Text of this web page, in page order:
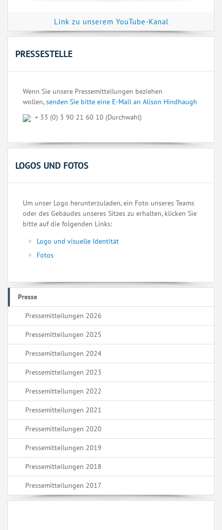
Link zu unserem YouTube-Kanal
PRESSESTELLE
Wenn Sie unsere Pressemitteilungen beziehen
wollen,senden Sie bitte eine E-Mail an Alison Hindhaugh
+ 33 (0) 3 90 21 60 10 (Durchwahl)
LOGOS UND FOTOS
Um unser Logo herunterzuladen, ein Foto unseres Teams
oder des Gebäudes unseres Sitzes zu erhalten, klicken Sie
bitte auf die folgenden Links:
Logo und visuelle Identität
Fotos
Presse
Pressemitteilungen 2026
Pressemitteilungen 2025
Pressemitteilungen 2024
Pressemitteilungen 2023
Pressemitteilungen 2022
Pressemitteilungen 2021
Pressemitteilungen 2020
Pressemitteilungen 2019
Pressemitteilungen 2018
Pressemitteilungen 2017